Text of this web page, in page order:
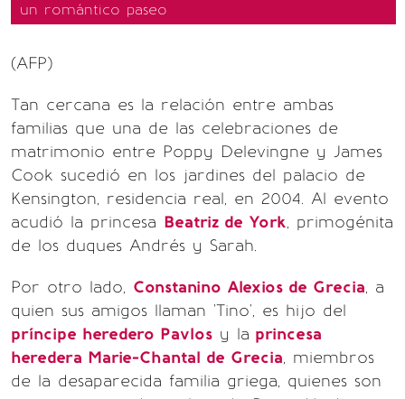
un romántico paseo
(AFP)
Tan cercana es la relación entre ambas
familias que una de las celebraciones de
matrimonio entre Poppy Delevingne y James
Cook sucedió en los jardines del palacio de
Kensington, residencia real, en 2004. Al evento
acudió la princesa Beatriz de York, primogénita
de los duques Andrés y Sarah.
Por otro lado, Constanino Alexios de Grecia, a
quien sus amigos llaman 'Tino', es hijo del
príncipe heredero Pavlos y la princesa
heredera Marie-Chantal de Grecia, miembros
de la desaparecida familia griega, quienes son